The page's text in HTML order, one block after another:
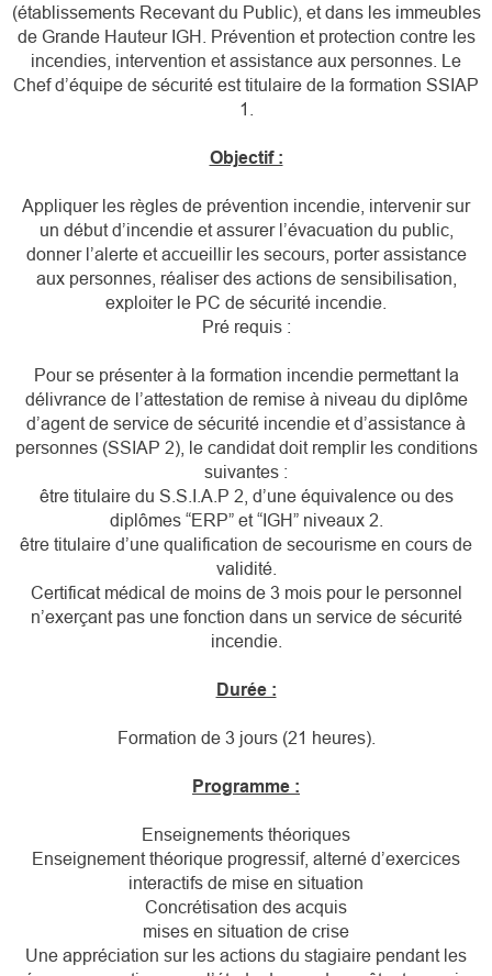
(établissements Recevant du Public), et dans les immeubles
de Grande Hauteur IGH. Prévention et protection contre les
incendies, intervention et assistance aux personnes. Le
Chef d’équipe de sécurité est titulaire de la formation SSIAP
1.
Objectif :
Appliquer les règles de prévention incendie, intervenir sur
un début d’incendie et assurer l’évacuation du public,
donner l’alerte et accueillir les secours, porter assistance
aux personnes, réaliser des actions de sensibilisation,
exploiter le PC de sécurité incendie.
Pré requis :
Pour se présenter à la formation incendie permettant la
délivrance de l’attestation de remise à niveau du diplôme
d’agent de service de sécurité incendie et d’assistance à
personnes (SSIAP 2), le candidat doit remplir les conditions
suivantes :
être titulaire du S.S.I.A.P 2, d’une équivalence ou des
diplômes “ERP” et “IGH” niveaux 2.
être titulaire d’une qualification de secourisme en cours de
validité.
Certificat médical de moins de 3 mois pour le personnel
n’exerçant pas une fonction dans un service de sécurité
incendie.
Durée :
Formation de 3 jours (21 heures).
Programme :
Enseignements théoriques
Enseignement théorique progressif, alterné d’exercices
interactifs de mise en situation
Concrétisation des acquis
mises en situation de crise
Une appréciation sur les actions du stagiaire pendant les